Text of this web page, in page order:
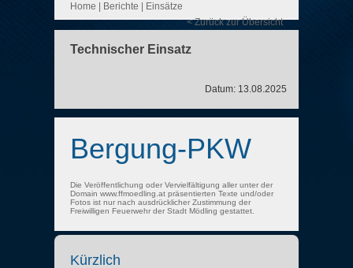
Home Berichte
Einsätze
< Zurück zur Übersicht
Technischer Einsatz
Datum: 13.08.2025
Bergung-PKW
Die Veröffentlichung oder Vervielfältigung aller unter der
Domain www.ffmoedling.at präsentierten Texte und/oder
Fotos ist nur nach ausdrücklicher Zustimmung der
Freiwilligen Feuerwehr der Stadt Mödling gestattet.
Kürzlich